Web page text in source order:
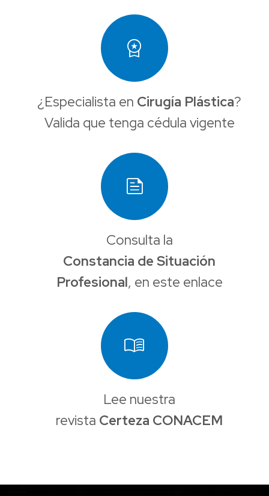
workspace_premium
¿Especialista en Cirugía Plástica?
Valida que tenga cédula vigente
news
Consulta la
Constancia de Situación
Profesional, en este enlace
menu_book
Lee nuestra
revista Certeza CONACEM